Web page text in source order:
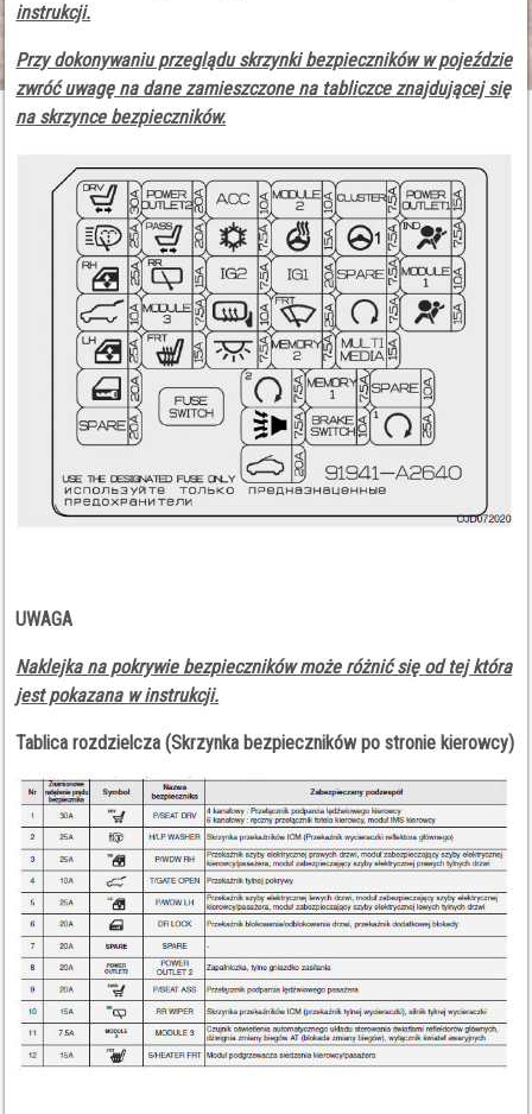
instrukcji.
Przy dokonywaniu przeglądu skrzynki bezpieczników w pojeździe
zwróć uwagę na dane zamieszczone na tabliczce znajdującej się
na skrzynce bezpieczników.
UWAGA
Naklejka na pokrywie bezpieczników może różnić się od tej która
jest pokazana w instrukcji.
Tablica rozdzielcza (Skrzynka bezpieczników po stronie kierowcy)